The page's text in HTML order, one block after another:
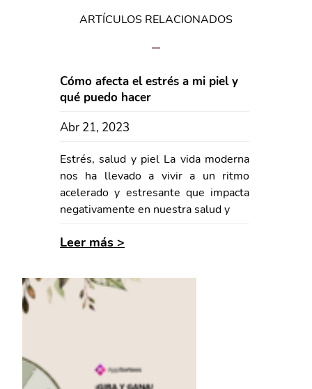
ARTÍCULOS RELACIONADOS
Cómo afecta el estrés a mi piel y
qué puedo hacer
Abr 21, 2023
Estrés, salud y piel La vida moderna
nos ha llevado a vivir a un ritmo
acelerado y estresante que impacta
negativamente en nuestra salud y
Leer más >